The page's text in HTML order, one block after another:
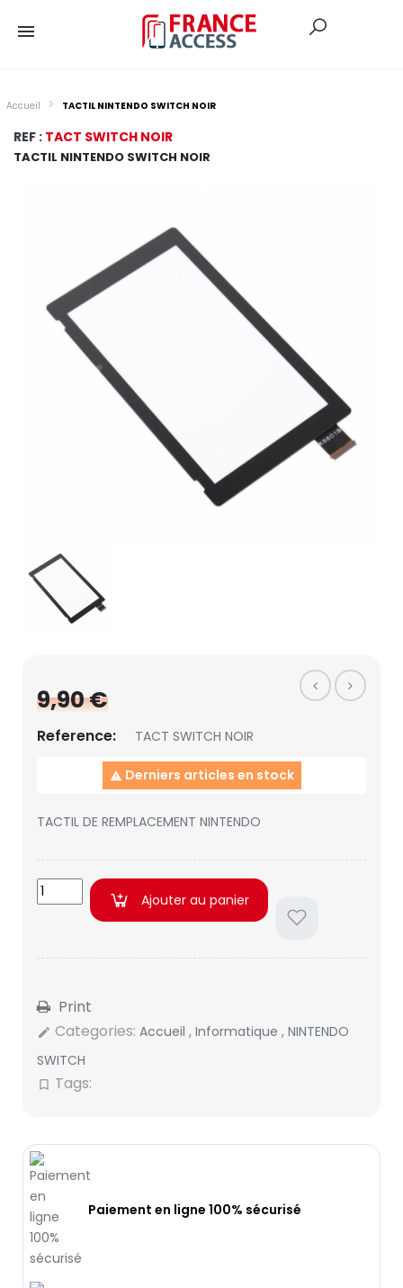
Accueil TACTIL NINTENDO SWITCH NOIR
REF : TACT SWITCH NOIR
TACTIL NINTENDO SWITCH NOIR
9,90 €
Reference: TACT SWITCH NOIR
 Derniers articles en stock
TACTIL DE REMPLACEMENT NINTENDO
Ajouter au panier
Print
edit Categories: Accueil , Informatique , NINTENDO
SWITCH
bookmark_border Tags:
Paiement en ligne 100% sécurisé